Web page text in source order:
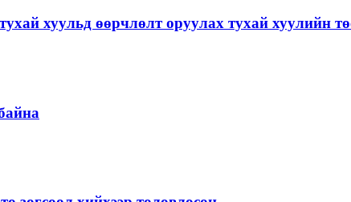
хуульд өөрчлөлт оруулах тухай хуулийн